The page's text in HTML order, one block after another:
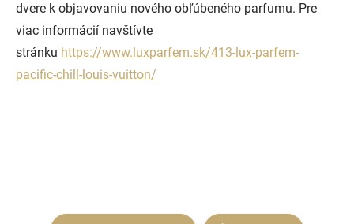
dvere k objavovaniu nového obľúbeného parfumu. Pre
viac informácií navštívte
stránku https://www.luxparfem.sk/413-lux-parfem-
pacific-chill-louis-vuitton/